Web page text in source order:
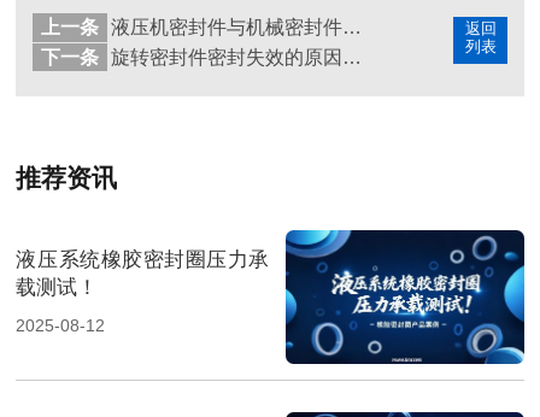
返回
列表
上一条
液压机密封件与机械密封件的区别
下一条
旋转密封件密封失效的原因和解决方法
推荐资讯
液压系统橡胶密封圈压力承
载测试！
2025-08-12